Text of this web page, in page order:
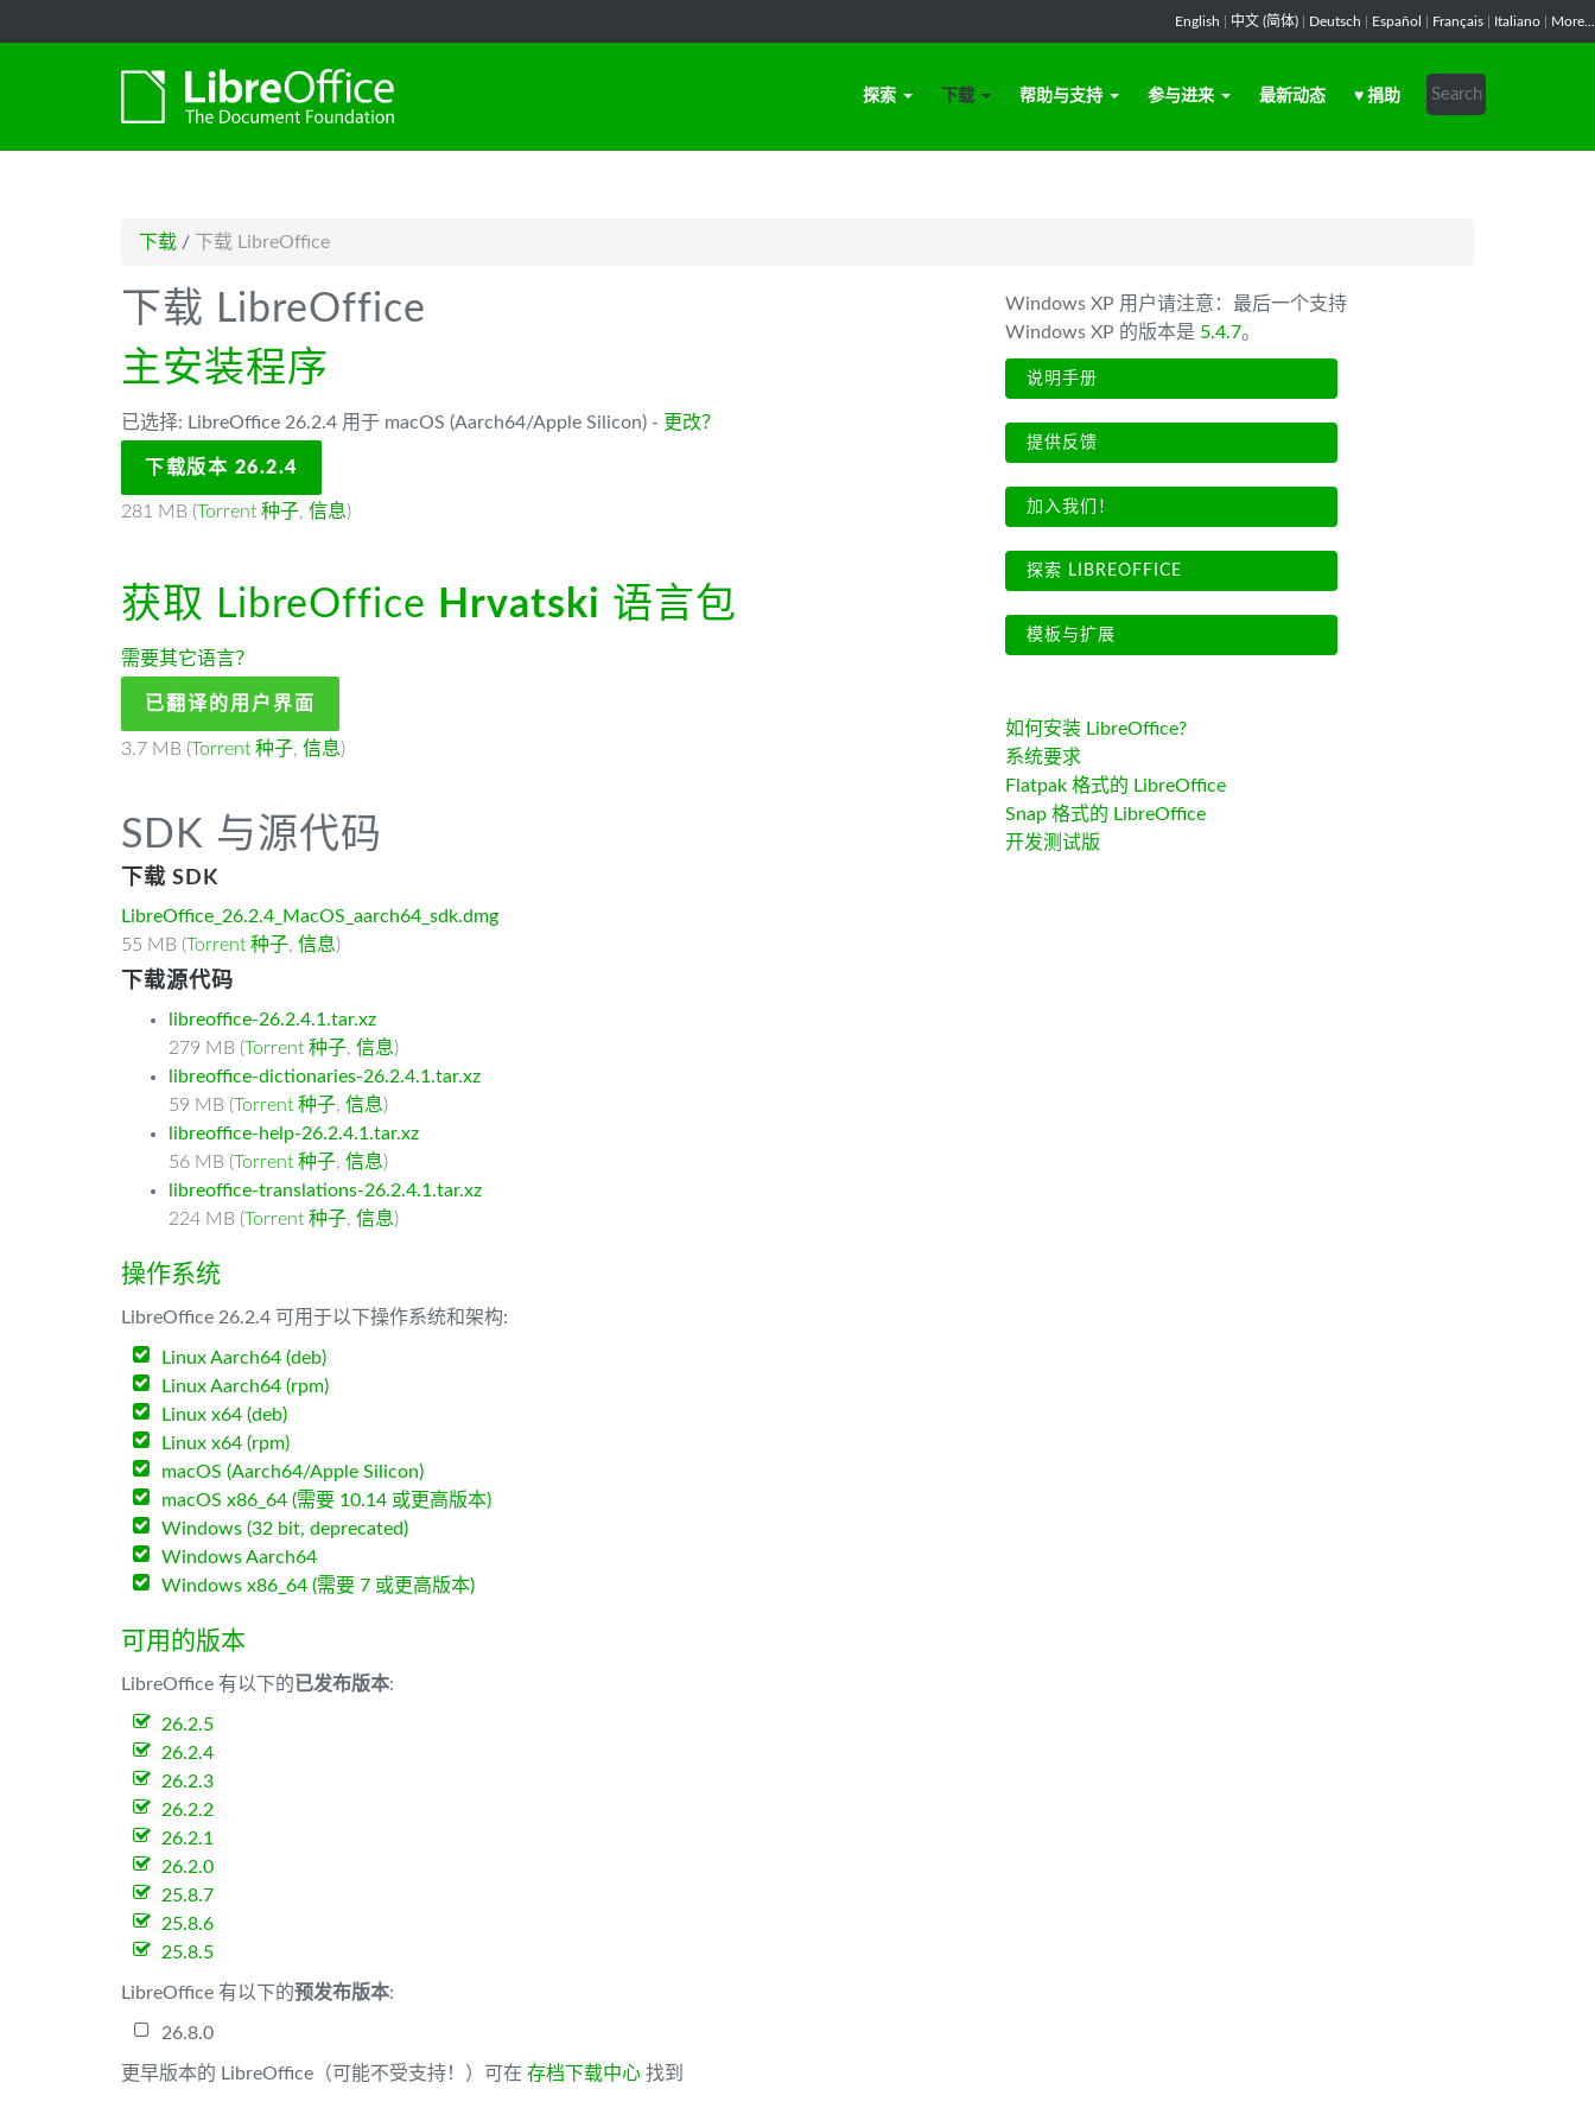
English 中文 (简体) Deutsch Español Français Italiano More...
探索 下载 帮助与支持 参与进来 最新动态 ♥ 捐助
下载 / 下载 LibreOffice
下载 LibreOffice
主安装程序
已选择: LibreOffice 26.2.4 用于 macOS (Aarch64/Apple Silicon) - 更改？
下载版本 26.2.4
281 MB (Torrent 种子, 信息)
获取 LibreOffice Hrvatski 语言包
需要其它语言？
已翻译的用户界面
3.7 MB (Torrent 种子, 信息)
SDK 与源代码
下载 SDK
LibreOffice_26.2.4_MacOS_aarch64_sdk.dmg
55 MB (Torrent 种子, 信息)
下载源代码
libreoffice-26.2.4.1.tar.xz
279 MB (Torrent 种子, 信息)
libreoffice-dictionaries-26.2.4.1.tar.xz
59 MB (Torrent 种子, 信息)
libreoffice-help-26.2.4.1.tar.xz
56 MB (Torrent 种子, 信息)
libreoffice-translations-26.2.4.1.tar.xz
224 MB (Torrent 种子, 信息)
操作系统
LibreOffice 26.2.4 可用于以下操作系统和架构:
Linux Aarch64 (deb)
Linux Aarch64 (rpm)
Linux x64 (deb)
Linux x64 (rpm)
macOS (Aarch64/Apple Silicon)
macOS x86_64 (需要 10.14 或更高版本)
Windows (32 bit, deprecated)
Windows Aarch64
Windows x86_64 (需要 7 或更高版本)
可用的版本
LibreOffice 有以下的已发布版本:
26.2.5
26.2.4
26.2.3
26.2.2
26.2.1
26.2.0
25.8.7
25.8.6
25.8.5
LibreOffice 有以下的预发布版本:
26.8.0
更早版本的 LibreOffice（可能不受支持！）可在 存档下载中心 找到
Windows XP 用户请注意：最后一个支持
Windows XP 的版本是 5.4.7。
说明手册
提供反馈
加入我们！
探索 LIBREOFFICE
模板与扩展
如何安装 LibreOffice?
系统要求
Flatpak 格式的 LibreOffice
Snap 格式的 LibreOffice
开发测试版